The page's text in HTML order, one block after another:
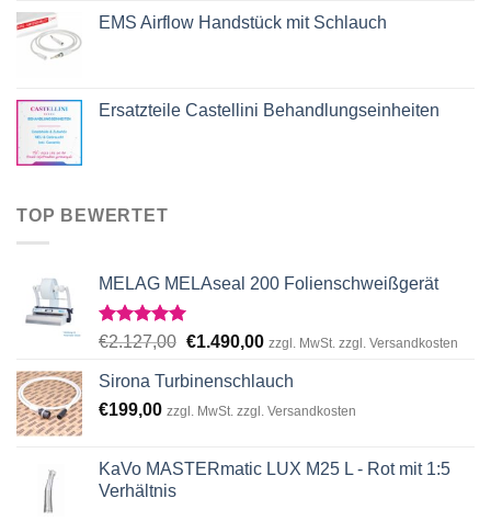
EMS Airflow Handstück mit Schlauch
Ersatzteile Castellini Behandlungseinheiten
TOP BEWERTET
MELAG MELAseal 200 Folienschweißgerät
Rated5.00
€2.127,00 Original
was:
€2.127,00.
€1.490,00Current
is:
€1.490,00.
zzgl. MwSt. zzgl. Versandkosten
Sirona Turbinenschlauch
€199,00 zzgl. MwSt. zzgl. Versandkosten
KaVo MASTERmatic LUX M25 L - Rot mit 1:5
Verhältnis